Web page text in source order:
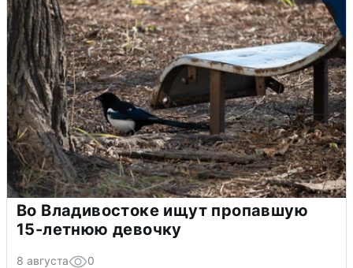
Во Владивостоке ищут пропавшую
15-летнюю девочку
8 августа 0